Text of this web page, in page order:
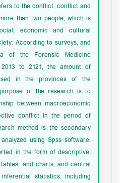
to the conflict, conflict and
than two people, which is
economic and cultural
According to surveys, and
of the Forensic Medicine
2013 to 2121, the amount of
in the provinces of the
of the research is to
between macroeconomic
conflict in the period of
method is the secondary
using Spss software.
in the form of descriptive,
and charts, and central
statistics, including